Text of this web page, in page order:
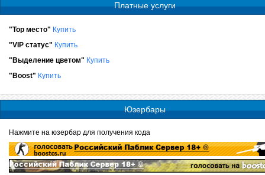
Платные услуги
"Top место" Купить
"VIP статус" Купить
"Выделение цветом" Купить
"Boost" Купить
Юзербары
Нажмите на юзербар для получения кода